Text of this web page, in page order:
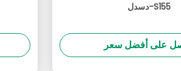
دسدل-S155
على أفضل سعر